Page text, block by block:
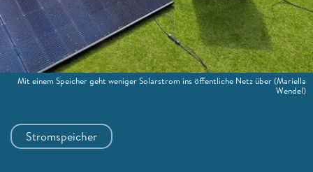
Stromspeicher
Mit einem Speicher geht weniger Solarstrom ins öffentliche Netz über(Mariella
Wendel)